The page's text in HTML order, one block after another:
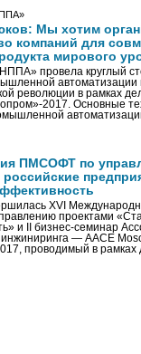
Мы хотим
компаний для
мирового
провела круглый
автоматизации
революции в рамках
2017. Основные
ПМСОФТ по
российские
XVI
проектами
и II бизнес-семинар
инжиниринга — AACE
проводимый в рамках